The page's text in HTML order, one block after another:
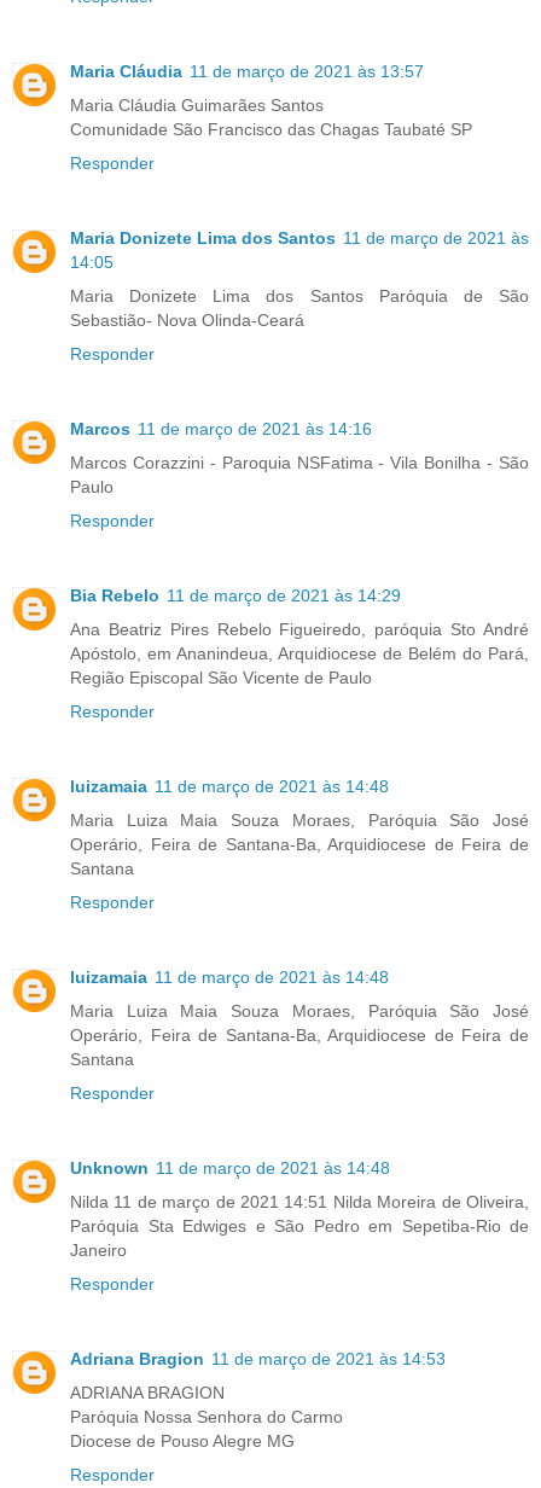
Maria Cláudia 11 de março de 2021 às 13:57
Maria Cláudia Guimarães Santos
Comunidade São Francisco das Chagas Taubaté SP
Responder
Maria Donizete Lima dos Santos 11 de março de 2021 às
14:05
Maria Donizete Lima dos Santos Paróquia de São
Sebastião- Nova Olinda-Ceará
Responder
Marcos 11 de março de 2021 às 14:16
Marcos Corazzini - Paroquia NSFatima - Vila Bonilha - São
Paulo
Responder
Bia Rebelo 11 de março de 2021 às 14:29
Ana Beatriz Pires Rebelo Figueiredo, paróquia Sto André
Apóstolo, em Ananindeua, Arquidiocese de Belém do Pará,
Região Episcopal São Vicente de Paulo
Responder
luizamaia 11 de março de 2021 às 14:48
Maria Luiza Maia Souza Moraes, Paróquia São José
Operário, Feira de Santana-Ba, Arquidiocese de Feira de
Santana
Responder
luizamaia 11 de março de 2021 às 14:48
Maria Luiza Maia Souza Moraes, Paróquia São José
Operário, Feira de Santana-Ba, Arquidiocese de Feira de
Santana
Responder
Unknown 11 de março de 2021 às 14:48
Nilda 11 de março de 2021 14:51 Nilda Moreira de Oliveira,
Paróquia Sta Edwiges e São Pedro em Sepetiba-Rio de
Janeiro
Responder
Adriana Bragion 11 de março de 2021 às 14:53
ADRIANA BRAGION
Paróquia Nossa Senhora do Carmo
Diocese de Pouso Alegre MG
Responder